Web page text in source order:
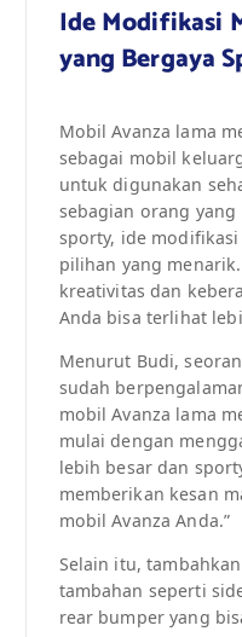
Ide Modifikasi
yang Bergaya
Mobil Avanza lama
sebagai mobil
untuk digunakan
sebagian orang
sporty, ide
pilihan yang
kreativitas dan
Anda bisa terlihat
Menurut Budi,
sudah
mobil Avanza lama
mulai dengan
lebih besar dan
memberikan kesan
mobil Avanza Anda.”
Selain itu,
tambahan seperti
rear bumper yang